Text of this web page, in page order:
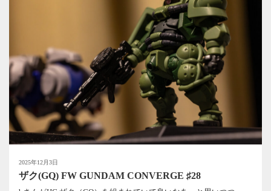
2025年12月3日
ザク(GQ) FW GUNDAM CONVERGE ♯28